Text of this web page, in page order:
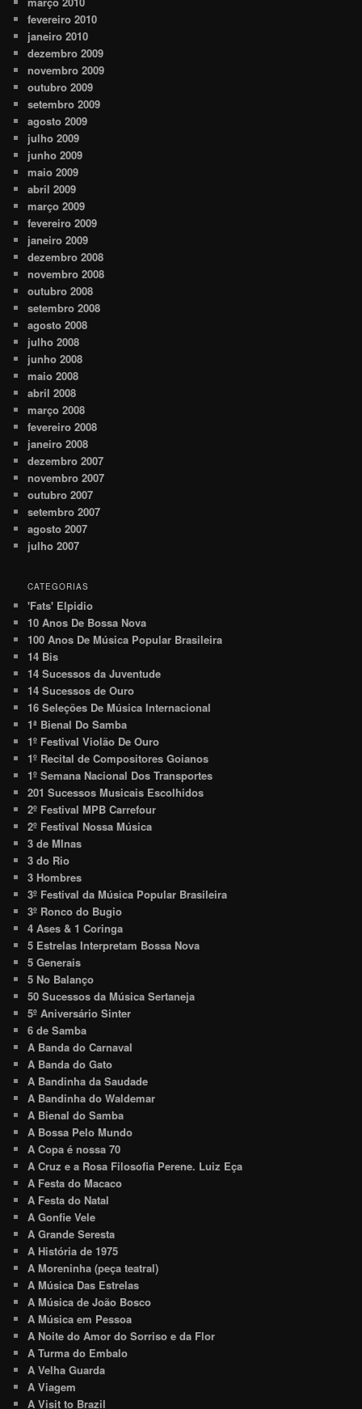
fevereiro 2010
janeiro 2010
dezembro 2009
novembro 2009
outubro 2009
setembro 2009
agosto 2009
julho 2009
junho 2009
maio 2009
abril 2009
março 2009
fevereiro 2009
janeiro 2009
dezembro 2008
novembro 2008
outubro 2008
setembro 2008
agosto 2008
julho 2008
junho 2008
maio 2008
abril 2008
março 2008
fevereiro 2008
janeiro 2008
dezembro 2007
novembro 2007
outubro 2007
setembro 2007
agosto 2007
julho 2007
CATEGORIAS
'Fats' Elpidio
10 Anos De Bossa Nova
100 Anos De Música Popular Brasileira
14 Bis
14 Sucessos da Juventude
14 Sucessos de Ouro
16 Seleções De Música Internacional
1ª Bienal Do Samba
1º Festival Violão De Ouro
1º Recital de Compositores Goianos
1º Semana Nacional Dos Transportes
201 Sucessos Musicais Escolhidos
2º Festival MPB Carrefour
2º Festival Nossa Música
3 de MInas
3 do Rio
3 Hombres
3º Festival da Música Popular Brasileira
3º Ronco do Bugio
4 Ases & 1 Coringa
5 Estrelas Interpretam Bossa Nova
5 Generais
5 No Balanço
50 Sucessos da Música Sertaneja
5º Aniversário Sinter
6 de Samba
A Banda do Carnaval
A Banda do Gato
A Bandinha da Saudade
A Bandinha do Waldemar
A Bienal do Samba
A Bossa Pelo Mundo
A Copa é nossa 70
A Cruz e a Rosa Filosofia Perene. Luiz Eça
A Festa do Macaco
A Festa do Natal
A Gonfie Vele
A Grande Seresta
A História de 1975
A Moreninha (peça teatral)
A Música Das Estrelas
A Música de João Bosco
A Música em Pessoa
A Noite do Amor do Sorriso e da Flor
A Turma do Embalo
A Velha Guarda
A Viagem
A Visit to Brazil